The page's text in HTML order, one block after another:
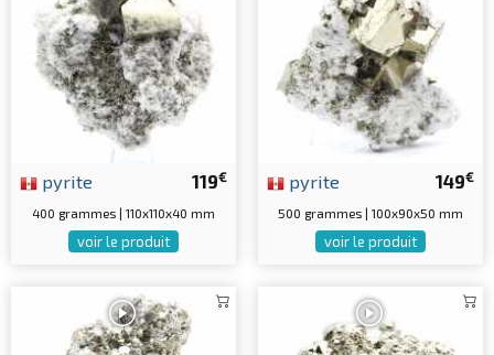
119€
pyrite
400 grammes | 110x110x40 mm
voir le produit
149€
pyrite
500 grammes | 100x90x50 mm
voir le produit